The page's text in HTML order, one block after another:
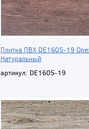
Плитка ПВХ DE1605-19
Натуральный
артикул: DE1605-19